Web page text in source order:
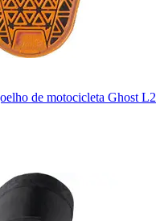
de motocicleta Ghost L2